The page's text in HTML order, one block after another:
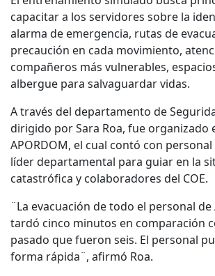
capacitar a los servidores sobre la
alarma de emergencia, rutas de
precaución en cada movimiento,
compañeros más vulnerables,
albergue para salvaguardar vidas.
A través del departamento de
dirigido por Sara Roa, fue organizado
APORDOM, el cual contó con
líder departamental para guiar en la
catastrófica y colaboradores del COE.
¨La evacuación de todo el personal de
tardó cinco minutos en comparación
pasado que fueron seis. El personal
forma rápida¨, afirmó Roa.